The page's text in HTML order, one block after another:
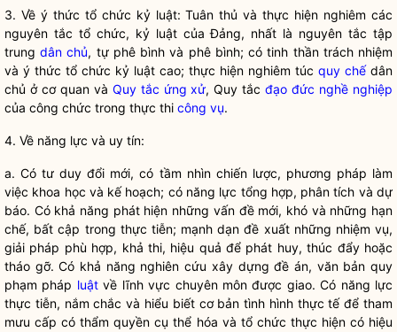
3. Về ý thức tổ chức kỷ luật: Tuân thủ và thực hiện nghiêm các
nguyên tắc tổ chức, kỷ luật của Đảng, nhất là nguyên tắc tập
trungdân chủ, tự phê bình và phê bình; có tinh thần trách nhiệm
và ý thức tổ chức kỷ luật cao; thực hiện nghiêm túc quy chế dân
chủ ở cơ quan và Quy tắc ứng xử, Quy tắcđạo đức nghề nghiệp
của công chức trong thực thi công vụ.
4. Về năng lực và uy tín:
a. Có tư duy đổi mới, có tầm nhìn chiến lược, phương pháp làm
việc khoa học và kế hoạch; có năng lực tổng hợp, phân tích và dự
báo. Có khả năng phát hiện những vấn đề mới, khó và những hạn
chế, bất cập trong thực tiễn; mạnh dạn đề xuất những nhiệm vụ,
giải pháp phù hợp, khả thi, hiệu quả để phát huy, thúc đẩy hoặc
tháo gỡ. Có khả năng nghiên cứu xây dựng đề án, văn bản quy
phạm pháp luậtvề lĩnh vực chuyên môn được giao. Có năng lực
thực tiễn, nắm chắc và hiểu biết cơ bản tình hình thực tế để tham
mưu cấp có thẩmquyền cụ thể hóa và tổ chức thực hiện có hiệu